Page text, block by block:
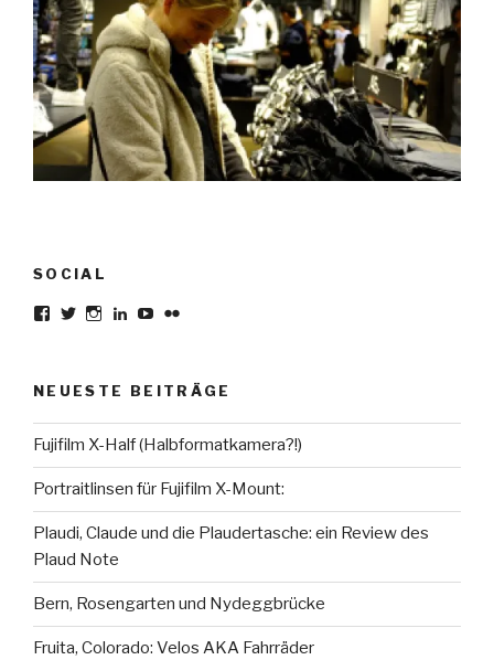
SOCIAL
Profil
Facebook
anzeigen
Profil
Twitter
anzeigen
Profil
Instagram
anzeigen
Profil
LinkedIn
anzeigen
Profil
YouTube
anzeigen
Profil
Flickr
anzeigen
NEUESTE BEITRÄGE
Fujifilm X-Half (Halbformatkamera?!)
Portraitlinsen für Fujifilm X-Mount:
Plaudi, Claude und die Plaudertasche: ein Review des
Plaud Note
Bern, Rosengarten und Nydeggbrücke
Fruita, Colorado: Velos AKA Fahrräder